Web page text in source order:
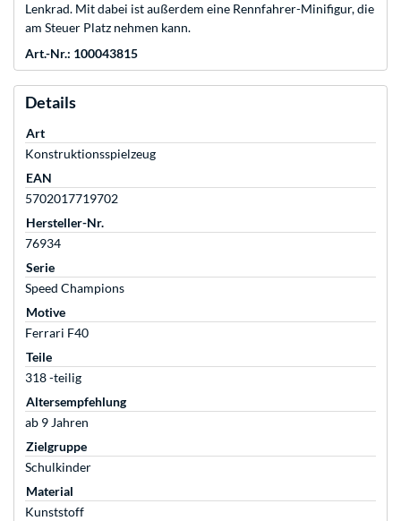
Lenkrad. Mit dabei ist außerdem eine Rennfahrer-Minifigur, die
am Steuer Platz nehmen kann.
Art.-Nr.: 100043815
Details
Art
Konstruktionsspielzeug
EAN
5702017719702
Hersteller-Nr.
76934
Serie
Speed Champions
Motive
Ferrari F40
Teile
318 -teilig
Altersempfehlung
ab 9 Jahren
Zielgruppe
Schulkinder
Material
Kunststoff